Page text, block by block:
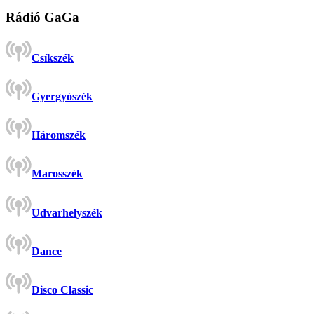
Rádió GaGa
Csíkszék
Gyergyószék
Háromszék
Marosszék
Udvarhelyszék
Dance
Disco Classic